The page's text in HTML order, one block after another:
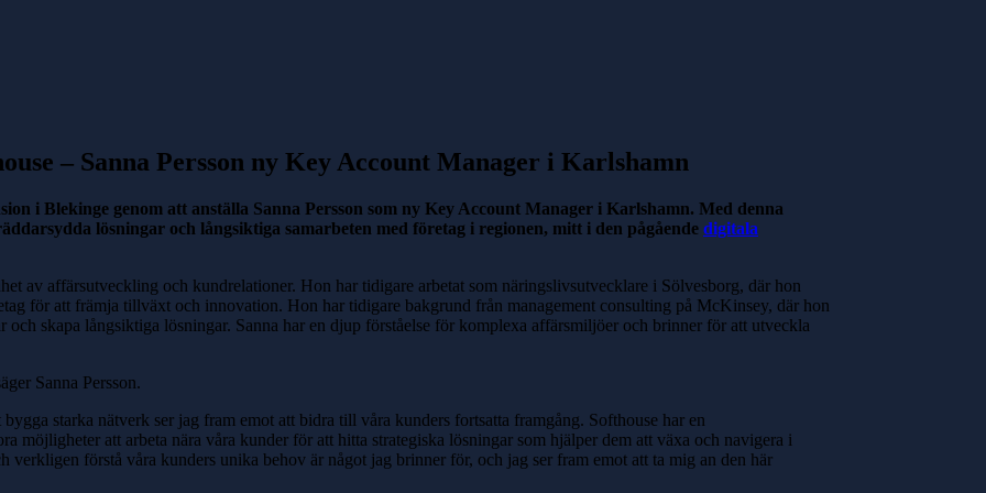
– Sanna Persson ny Key Account Manager i Karlshamn
i Blekinge genom att anställa Sanna Persson som ny Key Account Manager i Karlshamn. Med denna
lösningar och långsiktiga samarbeten med företag i regionen, mitt i den pågående digitala
av affärsutveckling och kundrelationer. Hon har tidigare arbetat som näringslivsutvecklare i Sölvesborg, där hon
för att främja tillväxt och innovation. Hon har tidigare bakgrund från management consulting på McKinsey, där hon
skapa långsiktiga lösningar. Sanna har en djup förståelse för komplexa affärsmiljöer och brinner för att utveckla
Sanna Persson.
starka nätverk ser jag fram emot att bidra till våra kunders fortsatta framgång. Softhouse har en
möjligheter att arbeta nära våra kunder för att hitta strategiska lösningar som hjälper dem att växa och navigera i
förstå våra kunders unika behov är något jag brinner för, och jag ser fram emot att ta mig an den här